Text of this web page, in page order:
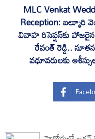
MLC Venkat
Reception: బల్మూరి
వివాహ రిసెప్షన్‌కు
రేవంత్ రెడ్డి.. నూతన
వధూవరులకు